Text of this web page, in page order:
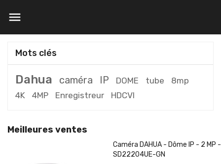

Mots clés
Dahua caméra IP DOME tube
8mp
4K
4MP Enregistreur HDCVI
Meilleures ventes
Caméra DAHUA - Dôme IP - 2 MP -
SD22204UE-GN